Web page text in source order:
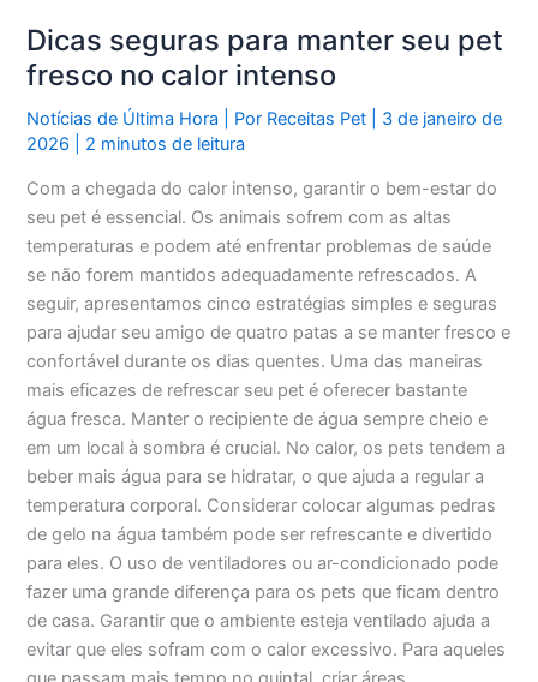
Dicas seguras para manter seu pet
fresco no calor intenso
Notícias de Última Hora | Por Receitas Pet
3 de janeiro de
2026
2 minutos de leitura
Com a chegada do calor intenso, garantir o bem-estar do
seu pet é essencial. Os animais sofrem com as altas
temperaturas e podem até enfrentar problemas de saúde
se não forem mantidos adequadamente refrescados. A
seguir, apresentamos cinco estratégias simples e seguras
para ajudar seu amigo de quatro patas a se manter fresco e
confortável durante os dias quentes. Uma das maneiras
mais eficazes de refrescar seu pet é oferecer bastante
água fresca. Manter o recipiente de água sempre cheio e
em um local à sombra é crucial. No calor, os pets tendem a
beber mais água para se hidratar, o que ajuda a regular a
temperatura corporal. Considerar colocar algumas pedras
de gelo na água também pode ser refrescante e divertido
para eles. O uso de ventiladores ou ar-condicionado pode
fazer uma grande diferença para os pets que ficam dentro
de casa. Garantir que o ambiente esteja ventilado ajuda a
evitar que eles sofram com o calor excessivo. Para aqueles